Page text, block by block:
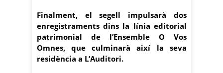
Finalment, el segell impulsarà dos
enregistraments dins la línia editorial
patrimonial de l’Ensemble O Vos
Omnes, que culminarà així la seva
residència a L’Auditori.